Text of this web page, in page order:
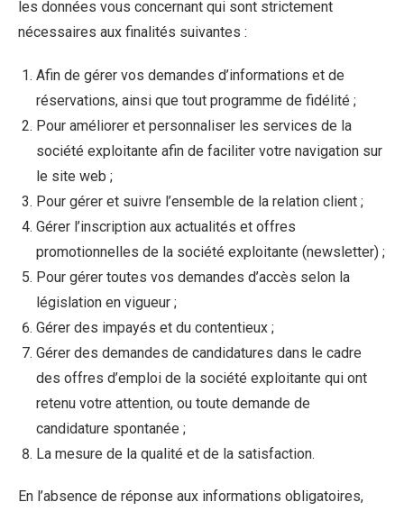
les données vous concernant qui sont strictement
nécessaires aux finalités suivantes :
Afin de gérer vos demandes d’informations et de
réservations, ainsi que tout programme de fidélité ;
Pour améliorer et personnaliser les services de la
société exploitante afin de faciliter votre navigation sur
le site web ;
Pour gérer et suivre l’ensemble de la relation client ;
Gérer l’inscription aux actualités et offres
promotionnelles de la société exploitante (newsletter) ;
Pour gérer toutes vos demandes d’accès selon la
législation en vigueur ;
Gérer des impayés et du contentieux ;
Gérer des demandes de candidatures dans le cadre
des offres d’emploi de la société exploitante qui ont
retenu votre attention, ou toute demande de
candidature spontanée ;
La mesure de la qualité et de la satisfaction.
En l’absence de réponse aux informations obligatoires,